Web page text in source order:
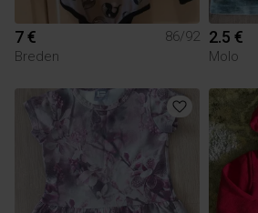
7 €
86/92
Breden
2.5 €
Molo